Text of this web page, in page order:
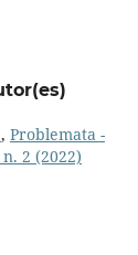
, Problemata -
2 (2022)